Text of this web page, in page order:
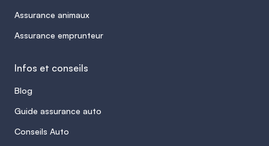
Assurance animaux
Assurance emprunteur
Infos et conseils
Blog
Guide assurance auto
Conseils Auto